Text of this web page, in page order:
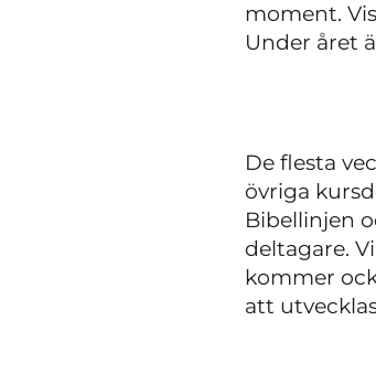
moment.
Under året
De flesta
övriga
Bibellinjen
deltagare.
kommer
att